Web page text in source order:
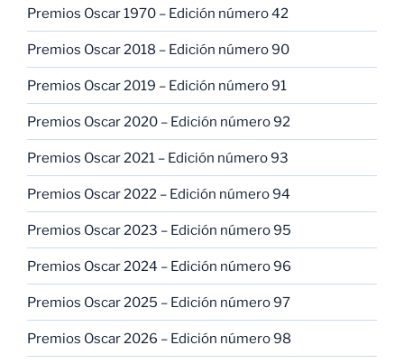
Premios Oscar 1970 – Edición número 42
Premios Oscar 2018 – Edición número 90
Premios Oscar 2019 – Edición número 91
Premios Oscar 2020 – Edición número 92
Premios Oscar 2021 – Edición número 93
Premios Oscar 2022 – Edición número 94
Premios Oscar 2023 – Edición número 95
Premios Oscar 2024 – Edición número 96
Premios Oscar 2025 – Edición número 97
Premios Oscar 2026 – Edición número 98